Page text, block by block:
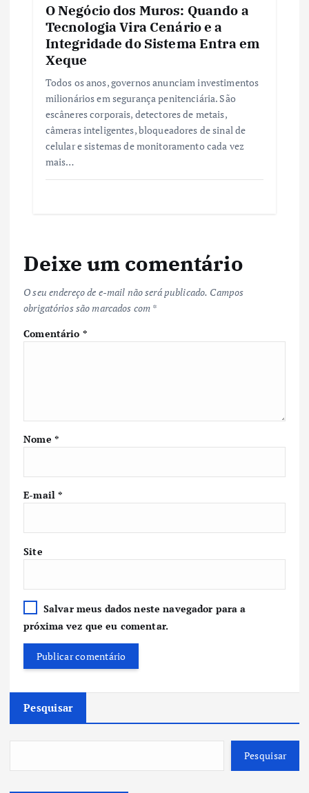
O Negócio dos Muros: Quando a
Tecnologia Vira Cenário e a
Integridade do Sistema Entra em
Xeque
Todos os anos, governos anunciam investimentos
milionários em segurança penitenciária. São
escâneres corporais, detectores de metais,
câmeras inteligentes, bloqueadores de sinal de
celular e sistemas de monitoramento cada vez
mais…
Deixe um comentário
O seu endereço de e-mail não será publicado. Campos
obrigatórios são marcados com *
Comentário *
Nome *
E-mail*
Site
Salvar meus dados neste navegador para a
próxima vez que eu comentar.
Pesquisar
Pesquisar